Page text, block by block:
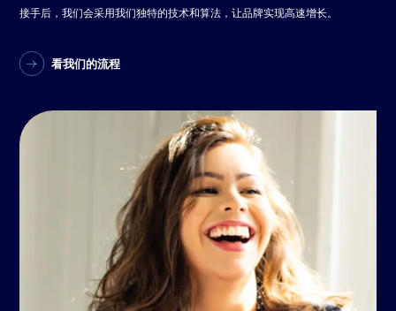
接手后，我们会采用我们独特的技术和算法，让品牌实现高速增长。
看我们的流程